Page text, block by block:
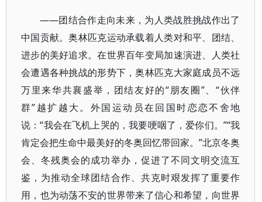
——团结合作走向未来，为人类战胜挑战作出了
中国贡献。奥林匹克运动承载着人类对和平、团结、
进步的美好追求。在世界百年变局加速演进、人类社
会遭遇各种挑战的形势下，奥林匹克大家庭成员不远
万里来华共襄盛举，团结友好的“朋友圈”、“伙伴
群”越扩越大。外国运动员在回国时恋恋不舍地
说：“我会在飞机上哭的，我要哽咽了，爱你们。”“我
肯定会把生命中最美好的冬奥回忆带回家。”北京冬奥
会、冬残奥会的成功举办，促进了不同文明交流互
鉴，为推动全球团结合作、共克时艰发挥了重要作
用，也为动荡不安的世界带来了信心和希望，向世界